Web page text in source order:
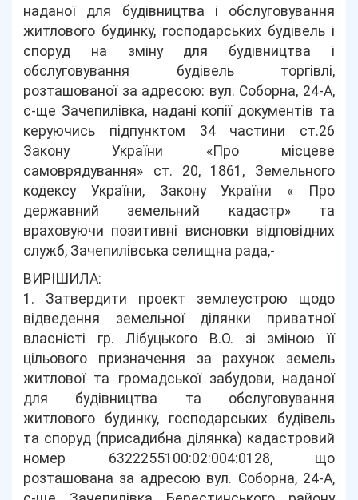
наданої для будівництва і обслуговування
житлового будинку, господарських будівель і
споруд на зміну для будівництва і
обслуговування будівель торгівлі,
розташованої за адресою: вул. Соборна, 24-А,
с-ще Зачепилівка, надані копії документів та
керуючись підпунктом 34 частини ст.26
Закону України «Про місцеве
самоврядування» ст. 20, 1861, Земельного
кодексу України, Закону України « Про
державний земельний кадастр» та
враховуючи позитивні висновки відповідних
служб, Зачепилівська селищна рада,-
ВИРІШИЛА:
1. Затвердити проект землеустрою щодо
відведення земельної ділянки приватної
власністі гр. Лібуцького В.О. зі зміною її
цільового призначення за рахунок земель
житлової та громадської забудови, наданої
для будівництва та обслуговування
житлового будинку, господарських будівель
та споруд (присадибна ділянка) кадастровий
номер 6322255100:02:004:0128, що
розташована за адресою вул. Соборна, 24-А,